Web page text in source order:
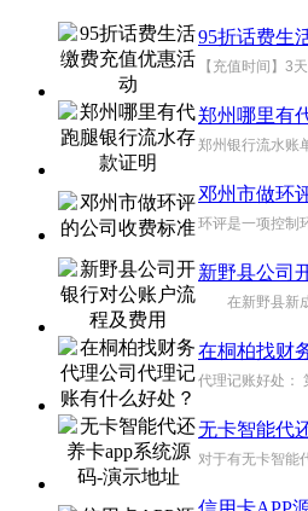
95折话费生
【充值时间】3
郑州哪里有
郑州银行流水账
邓州市做环
环评是一项控制
新野县公司
在新野县新成
在桐柏找财
代理记账好处：
无卡智能代
对于有无卡智能